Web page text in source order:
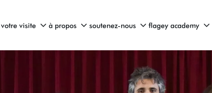
votre visite à propos soutenez-nous flagey academy